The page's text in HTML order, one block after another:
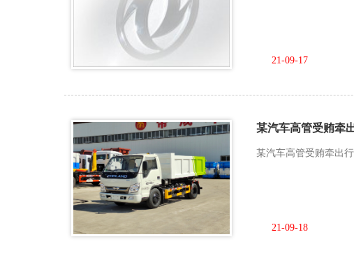
21-09-17
某汽车高管受贿牵
某汽车高管受贿牵出
21-09-18